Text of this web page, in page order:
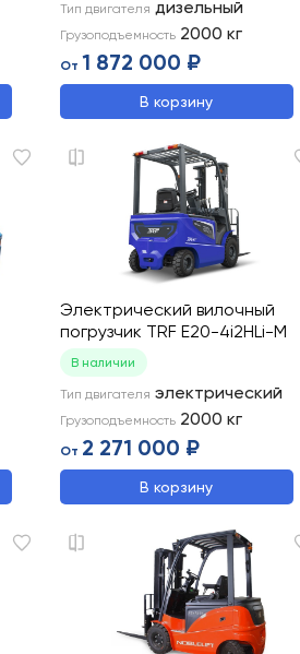
Тип двигателя дизельный
Грузоподъемность 2000 кг
От 1 872 000 ₽
В корзину
Электрический вилочный
погрузчик TRF E20-4i2HLi-M
В наличии
Тип двигателя электрический
Грузоподъемность 2000 кг
От 2 271 000 ₽
В корзину